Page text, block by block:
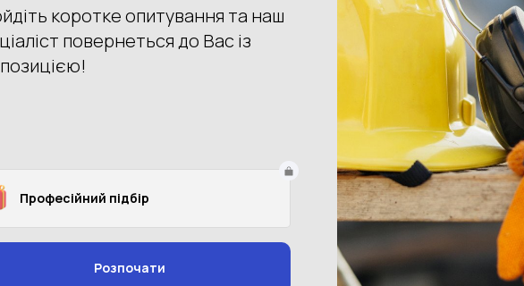
Артикул: 7000032483
1 158 грн
Артикул: 7100216191
2 000 грн